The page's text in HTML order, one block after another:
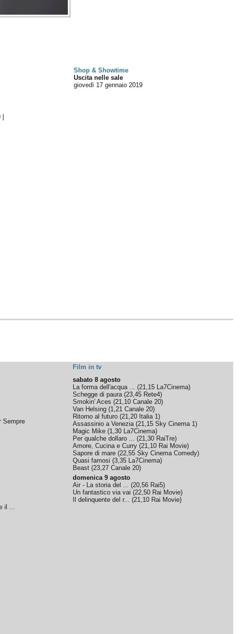
Shop & Showtime
Uscita nelle sale
giovedì 17 gennaio 2019
Film in tv
Sempre
il ...
sabato 8 agosto
La forma dell'acqua ... (21,15 La7Cinema)
Schegge di paura(23,45 Rete4)
Smokin' Aces (21,10 Canale 20)
Van Helsing (1,21 Canale 20)
Ritorno al futuro (21,20 Italia 1)
Assassinio a Venezia(21,15 Sky Cinema 1)
Magic Mike (1,30 La7Cinema)
Per qualche dollaro ... (21,30 RaiTre)
Amore, Cucina e Curry (21,10 Rai Movie)
Sapore di mare (22,55 Sky Cinema Comedy)
Quasi famosi (3,35 La7Cinema)
Beast (23,27 Canale 20)
domenica 9 agosto
Air - La storia del ... (20,56 Rai5)
Un fantastico via vai (22,50 Rai Movie)
Il delinquente del r... (21,10 Rai Movie)